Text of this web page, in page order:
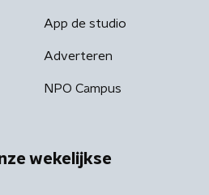
App de studio
Adverteren
NPO Campus
wekelijkse